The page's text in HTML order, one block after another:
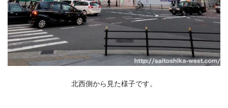
北西側から見た様子です。